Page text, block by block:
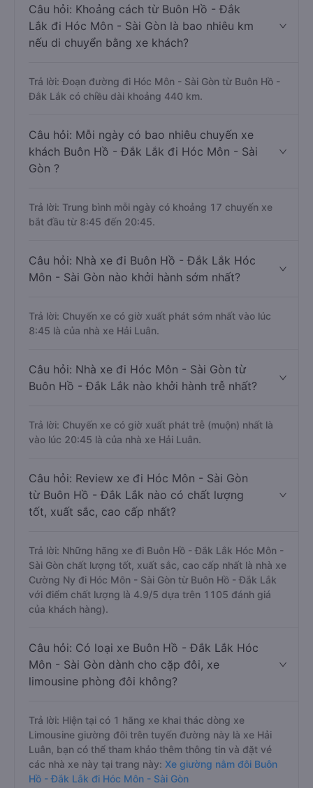
Câu hỏi: Khoảng cách từ Buôn Hồ - Đắk
Lắk đi Hóc Môn - Sài Gòn là bao nhiêu km
nếu di chuyển bằng xe khách?
Trả lời: Đoạn đường đi Hóc Môn - Sài Gòn từ Buôn Hồ -
Đắk Lắk có chiều dài khoảng 440 km.
Câu hỏi: Mỗi ngày có bao nhiêu chuyến xe
khách Buôn Hồ - Đắk Lắk đi Hóc Môn - Sài
Gòn ?
Trả lời: Trung bình mỗi ngày có khoảng 17 chuyến xe
bắt đầu từ 8:45 đến 20:45.
Câu hỏi: Nhà xe đi Buôn Hồ - Đắk Lắk Hóc
Môn - Sài Gòn nào khởi hành sớm nhất?
Trả lời: Chuyến xe có giờ xuất phát sớm nhất vào lúc
8:45 là của nhà xe Hải Luân.
Câu hỏi: Nhà xe đi Hóc Môn - Sài Gòn từ
Buôn Hồ - Đắk Lắk nào khởi hành trễ nhất?
Trả lời: Chuyến xe có giờ xuất phát trễ (muộn) nhất là
vào lúc 20:45 là của nhà xe Hải Luân.
Câu hỏi: Review xe đi Hóc Môn - Sài Gòn
từ Buôn Hồ - Đắk Lắk nào có chất lượng
tốt, xuất sắc, cao cấp nhất?
Trả lời: Những hãng xe đi Buôn Hồ - Đắk Lắk Hóc Môn -
Sài Gòn chất lượng tốt, xuất sắc, cao cấp nhất là nhà xe
Cường Ny đi Hóc Môn - Sài Gòn từ Buôn Hồ - Đắk Lắk
với điểm chất lượng là 4.9/5 dựa trên 1105 đánh giá
của khách hàng).
Câu hỏi: Có loại xe Buôn Hồ - Đắk Lắk Hóc
Môn - Sài Gòn dành cho cặp đôi, xe
limousine phòng đôi không?
Trả lời: Hiện tại có 1 hãng xe khai thác dòng xe
Limousine giường đôi trên tuyến đường này là xe Hải
Luân, bạn có thể tham khảo thêm thông tin và đặt vé
các nhà xe này tại trang này: Xe giường nằm đôi Buôn
Hồ - Đắk Lắk đi Hóc Môn - Sài Gòn